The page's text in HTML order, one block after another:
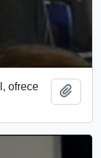
ofrece